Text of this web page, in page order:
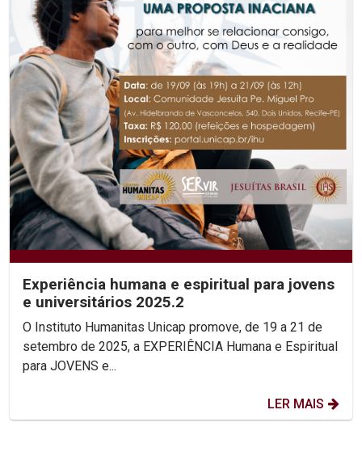
Experiência humana e espiritual para jovens
e universitários 2025.2
O Instituto Humanitas Unicap promove, de 19 a 21 de
setembro de 2025, a EXPERIÊNCIA Humana e Espiritual
para JOVENS e...
LER MAIS